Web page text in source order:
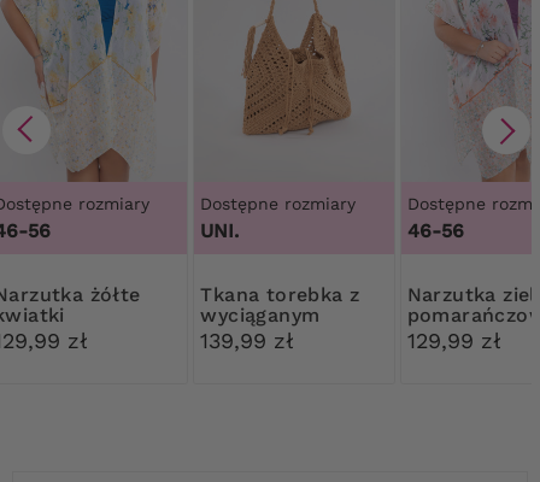
rozmiary
56
zł
Dostępne rozmiary
UNI.
Tkana torebka z
wyciąganym
workiem
139,99 zł
Dostępne
46-56
Narzutka zielono-
kwiatki
129,99 zł